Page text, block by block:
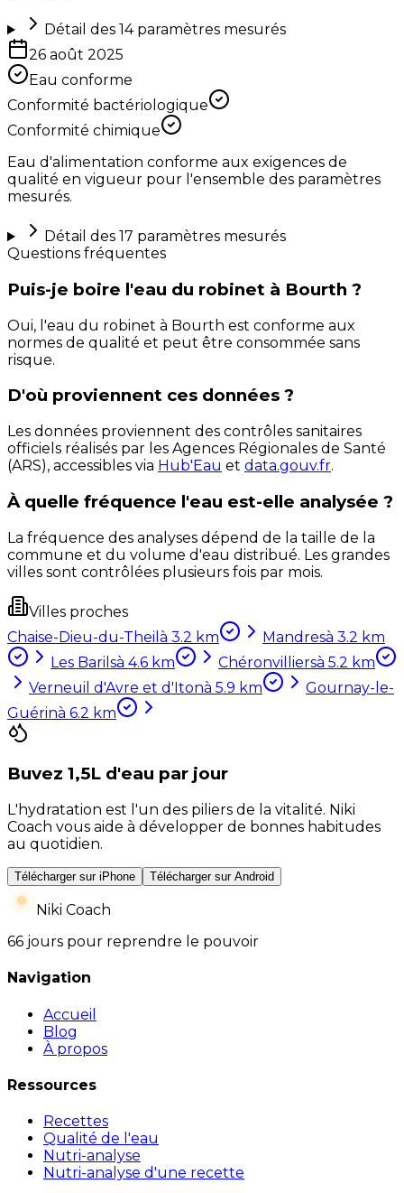
Détail des 14paramètres mesurés
26 août 2025
Eau conforme
Conformité bactériologique
Conformité chimique
Eau d'alimentation conforme aux exigences de
qualité en vigueur pour l'ensemble des paramètres
mesurés.
Détail des 17 paramètres mesurés
Questions fréquentes
Puis-je boire l'eau du robinet à Bourth ?
Oui, l'eau du robinet à Bourth est conforme aux
normes de qualité et peut être consommée sans
risque.
D'où proviennent ces données ?
Les données proviennent des contrôles sanitaires
officiels réalisés par les Agences Régionales de Santé
(ARS), accessibles via Hub'Eau et data.gouv.fr.
À quelle fréquence l'eau est-elle analysée ?
La fréquence des analyses dépend de la taille de la
commune et du volume d'eau distribué. Les grandes
villes sont contrôlées plusieurs fois par mois.
Villes proches
Chaise-Dieu-du-Theil à 3.2 km Mandresà 3.2 km
Les Barilsà 4.6 km Chéronvilliersà 5.2 km
Verneuil d'Avre et d'Itonà 5.9 km
Gournay-le-
Guérinà 6.2 km
Buvez 1,5L d'eau par jour
L'hydratation est l'un des piliers de la vitalité. Niki
Coach vous aide à développer de bonnes habitudes
au quotidien.
Télécharger sur iPhone Télécharger sur Android
Niki Coach
66 jours pour reprendre le pouvoir
Navigation
Accueil
Blog
À propos
Ressources
Recettes
Qualité de l'eau
Nutri-analyse
Nutri-analyse d'une recette